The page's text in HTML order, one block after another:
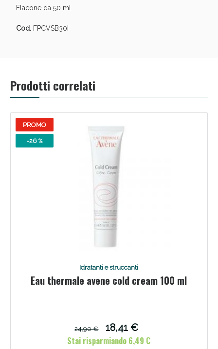
Flacone da 50 ml.
Cod.FPCVSB30I
Prodotti correlati
PROMO
-26 %
Idratanti e struccanti
Eau thermale avene cold cream 100 ml
24,90 €
18,41 €
Stai risparmiando 6,49 €